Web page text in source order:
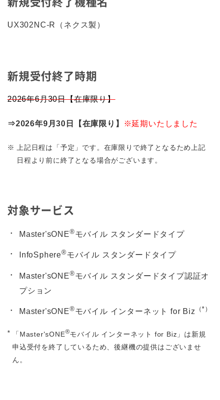
UX302NC-R（ネクス製）
新規受付終了時期
2026年6月30日【在庫限り】
⇒2026年9月30日【在庫限り】 ※延期いたしました
※
上記日程は「予定」です。在庫限りで終了となるため上記
日程より前に終了となる場合がございます。
対象サービス
Master'sONE®モバイル スタンダードタイプ
InfoSphere®モバイル スタンダードタイプ
Master'sONE®モバイル スタンダードタイプ認証オ
プション
Master'sONE®モバイル インターネット for Biz （*）
* 「Master'sONE®モバイル インターネット for Biz」は新規
申込受付を終了しているため、後継機の提供はございませ
ん。